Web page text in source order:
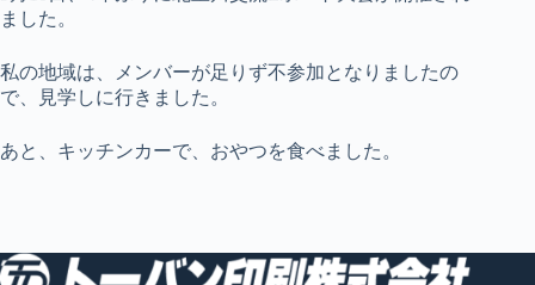
ました。
私の地域は、メンバーが足りず不参加となりましたの
で、見学しに行きました。
あと、キッチンカーで、おやつを食べました。